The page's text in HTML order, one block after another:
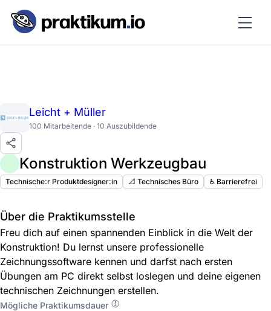
Leicht + Müller
100 Mitarbeitende · 10 Auszubildende
Konstruktion Werkzeugbau
Technische:r Produktdesigner:in 📐 Technisches Büro ♿️ Barrierefrei
Über die Praktikumsstelle
Freu dich auf einen spannenden Einblick in die Welt der
Konstruktion! Du lernst unsere professionelle
Zeichnungssoftware kennen und darfst nach ersten
Übungen am PC direkt selbst loslegen und deine eigenen
technischen Zeichnungen erstellen.
Mögliche Praktikumsdauer